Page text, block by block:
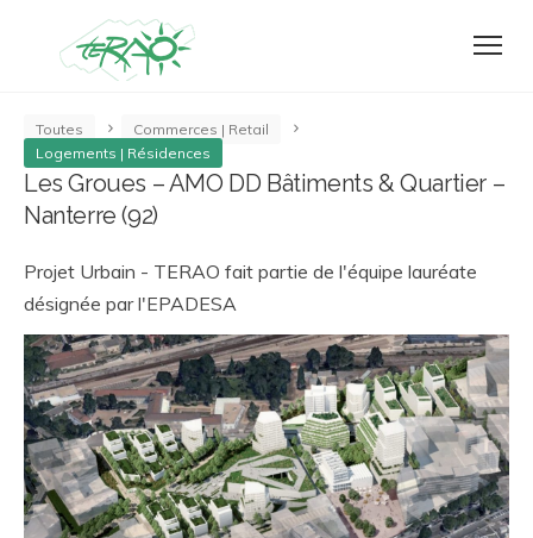
Toutes
Commerces | Retail
Logements | Résidences
Les Groues – AMO DD Bâtiments & Quartier –
Nanterre (92)
Projet Urbain - TERAO fait partie de l'équipe lauréate
désignée par l'EPADESA